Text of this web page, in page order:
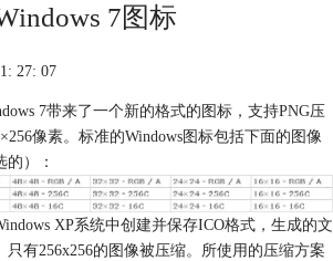
7图标
27: 07
7带来了一个新的格式的图标，支持PNG压
像素。标准的Windows图标包括下面的图像
）：
XP系统中创建并保存ICO格式，生成的文
只有256x256的图像被压缩。所使用的压缩方案